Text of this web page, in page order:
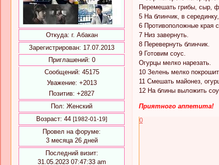
Откуда: г. Абакан
Зарегистрирован: 17.07.2013
Приглашений: 0
Сообщений: 45175
Уважение: +2013
Позитив: +2827
Пол: Женский
Возраст: 44 [1982-01-19]
Провел на форуме:
3 месяца 26 дней
Последний визит:
31.05.2023 07:47:33 am
Перемешать грибы, сыр,
5 На блинчик, в
6 Противоположные края
7 Низ завернуть.
8 Перевернуть блинчик.
9 Готовим соус.
Огурцы мелко нарезать.
10 Зелень мелко
11 Смешать майонез,
12 На блины выложить
Приятного аппетита!
0